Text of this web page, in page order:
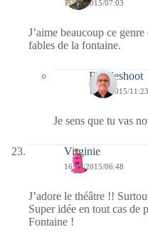
16/09/2015/07:03
J’aime beaucoup ce
fables de la fontaine.
Bernieshoot
16/09/2015/11:23
Je sens que tu vas
Virginie
16/09/2015/06:48
J’adore le théâtre !!
Super idée en tout cas de
Fontaine !